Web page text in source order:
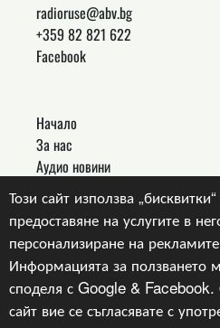
Този сайт използва „бисквитки“
предоставяне на услугите в
персонализиране на
Информацията за ползването
споделя с Google & Facebook.
сайт вие се съгласявате с
radioruse@abv.bg
+359 82 821 622
Facebook
Начало
За нас
Аудио новини
Връзки
Контакти
Copyright © 2024, v.1.0,